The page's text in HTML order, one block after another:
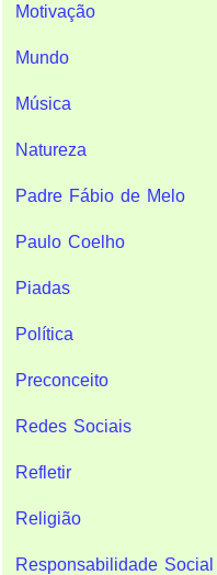
Motivação
Mundo
Música
Natureza
Padre Fábio de Melo
Paulo Coelho
Piadas
Política
Preconceito
Redes Sociais
Refletir
Religião
Responsabilidade Social